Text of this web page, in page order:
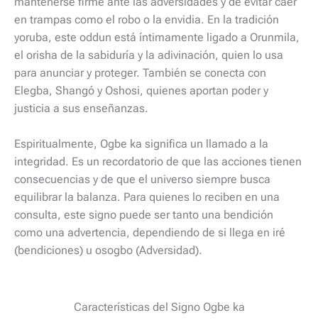
en trampas como el robo o la envidia. En la tradición
yoruba, este oddun está íntimamente ligado a Orunmila,
el orisha de la sabiduría y la adivinación, quien lo usa
para anunciar y proteger. También se conecta con
Elegba, Shangó y Oshosi, quienes aportan poder y
justicia a sus enseñanzas.
Espiritualmente, Ogbe ka significa un llamado a la
integridad. Es un recordatorio de que las acciones tienen
consecuencias y de que el universo siempre busca
equilibrar la balanza. Para quienes lo reciben en una
consulta, este signo puede ser tanto una bendición
como una advertencia, dependiendo de si llega en iré
(bendiciones) u osogbo (Adversidad).
Características del Signo Ogbe ka